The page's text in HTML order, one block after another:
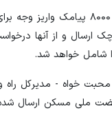
ایسنا: در روزهای اخیر
خواه - مدیرکل راه و
ملی مسکن ارسال شده